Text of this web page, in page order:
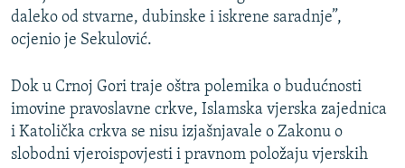
daleko od stvarne, dubinske i iskrene saradnje”,
ocjenio je Sekulović.
Dok u Crnoj Gori traje oštra polemika o budućnosti
imovine pravoslavne crkve, Islamska vjerska zajednica
i Katolička crkva se nisu izjašnjavale o Zakonu o
slobodni vjeroispovjesti i pravnom položaju vjerskih